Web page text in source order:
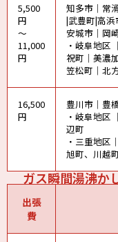
5,500
円
～
11,000
円
知多市｜常
|武豊町|高浜
安城市｜岡
・岐阜地区
祝町｜美濃
笠松町｜北
16,500
円
豊川市｜豊
・岐阜地区
辺町
・三重地区
旭町、川越
ガス瞬間湯沸
出張
費